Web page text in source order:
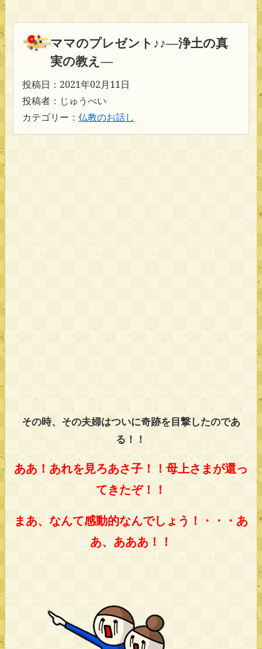
ママのプレゼント♪♪—浄土の真
実の教え―
投稿日：2021年02月11日
投稿者：じゅうべい
カテゴリー： 仏教のお話し
その時、その夫婦はついに奇跡を目撃したのであ
る！！
ああ！あれを見ろあさ子！！母上さまが還っ
てきたぞ！！
まあ、なんて感動的なんでしょう！・・・あ
あ、あああ！！